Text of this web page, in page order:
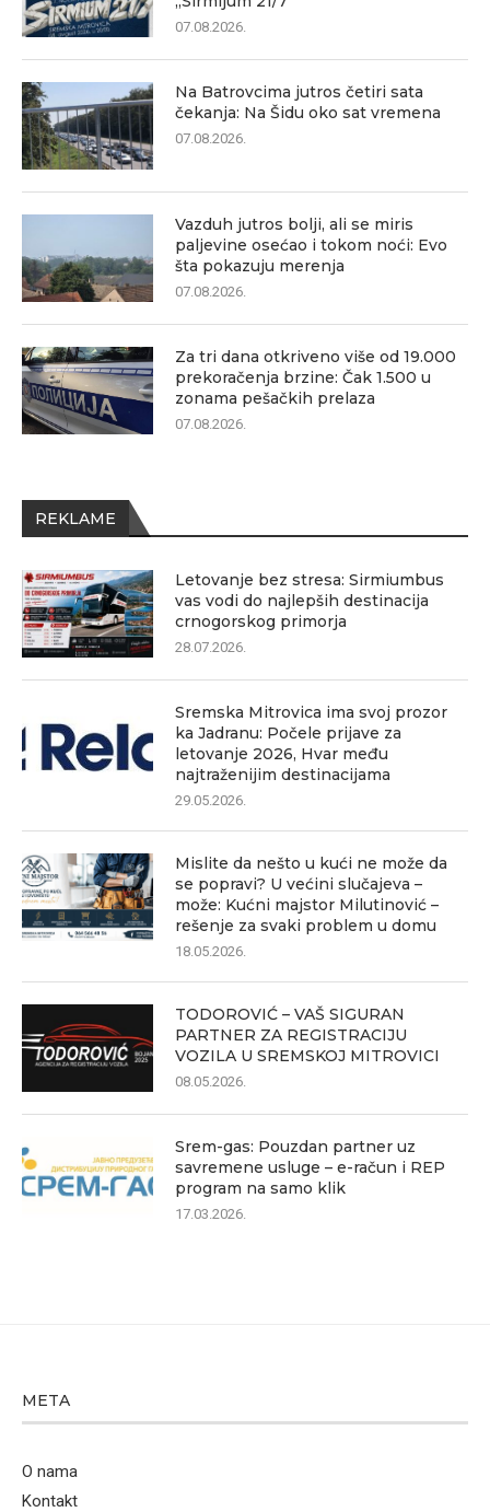
07.08.2026.
Na Batrovcima jutros četiri sata
čekanja: Na Šidu oko sat vremena
07.08.2026.
Vazduh jutros bolji, ali se miris
paljevine osećao i tokom noći: Evo
šta pokazuju merenja
07.08.2026.
Za tri dana otkriveno više od 19.000
prekoračenja brzine: Čak 1.500 u
zonama pešačkih prelaza
07.08.2026.
REKLAME
Letovanje bez stresa: Sirmiumbus
vas vodi do najlepših destinacija
crnogorskog primorja
28.07.2026.
Sremska Mitrovica ima svoj prozor
ka Jadranu: Počele prijave za
letovanje 2026, Hvar među
najtraženijim destinacijama
29.05.2026.
Mislite da nešto u kući ne može da
se popravi? U većini slučajeva –
može: Kućni majstor Milutinović –
rešenje za svaki problem u domu
18.05.2026.
TODOROVIĆ – VAŠ SIGURAN
PARTNER ZA REGISTRACIJU
VOZILA U SREMSKOJ MITROVICI
08.05.2026.
Srem-gas: Pouzdan partner uz
savremene usluge – e-račun i REP
program na samo klik
17.03.2026.
META
O nama
Kontakt